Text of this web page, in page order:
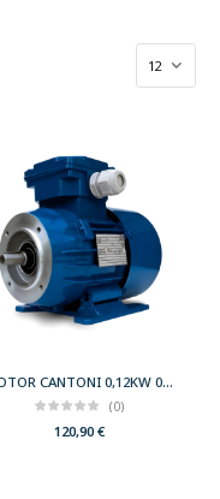
MOTOR CANTONI 0,12KW 0,17CV 1500 B3 T63 230/400 IE2
(0)
120,90€